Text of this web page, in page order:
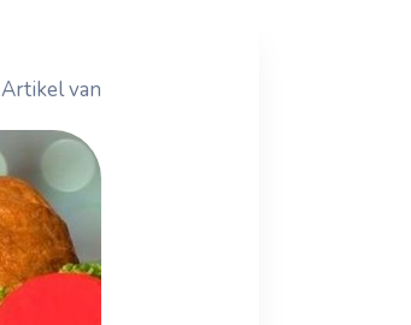
Artikel van